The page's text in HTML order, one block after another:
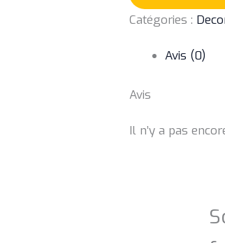
Catégories :
Avis (0)
Avis
Il n’y a pas